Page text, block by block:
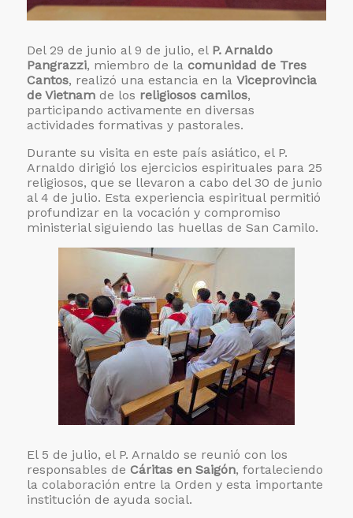
Del 29 de junio al 9 de julio, el P. Arnaldo
Pangrazzi, miembro de lacomunidad de Tres
Cantos, realizó una estancia en laViceprovincia
de Vietnam de los religiosos camilos,
participando activamente en diversas
actividades formativas y pastorales.
Durante su visita en este país asiático, el P.
Arnaldo dirigió los ejercicios espirituales para 25
religiosos, que se llevaron a cabo del 30 de junio
al 4 de julio. Esta experiencia espiritual permitió
profundizar en la vocación y compromiso
ministerial siguiendo las huellas de San Camilo.
El 5 de julio, el P. Arnaldo se reunió con los
responsables deCáritas en Saigón, fortaleciendo
la colaboración entre la Orden y esta importante
institución de ayuda social.